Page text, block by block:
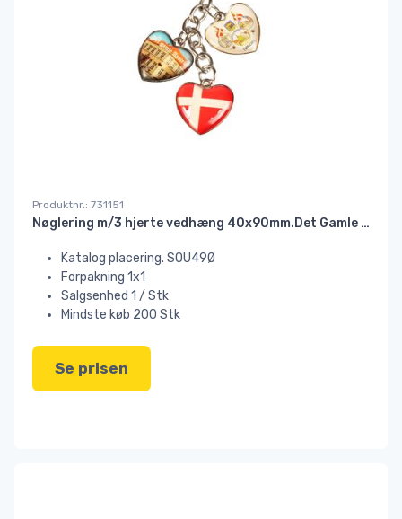
Produktnr.: 731151
Nøglering m/3 hjerte vedhæng 40x90mm.Det Gamle Apotek#
Katalog placering. SOU49Ø
Forpakning 1x1
Salgsenhed 1 / Stk
Mindste køb 200 Stk
Se prisen